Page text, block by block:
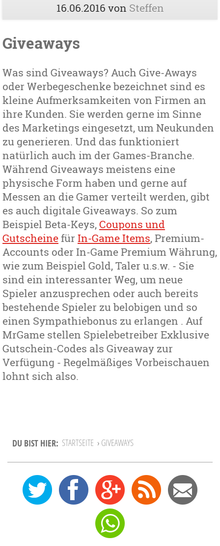
16.06.2016 von Steffen
Giveaways
Was sind Giveaways? Auch Give-Aways
oder Werbegeschenke bezeichnet sind es
kleine Aufmerksamkeiten von Firmen an
ihre Kunden. Sie werden gerne im Sinne
des Marketings eingesetzt, um Neukunden
zu generieren. Und das funktioniert
natürlich auch im der Games-Branche.
Während Giveaways meistens eine
physische Form haben und gerne auf
Messen an die Gamer verteilt werden, gibt
es auch digitale Giveaways. So zum
Beispiel Beta-Keys,Coupons und
Gutscheinefür In-Game Items, Premium-
Accounts oder In-Game Premium Währung,
wie zum Beispiel Gold, Taler u.s.w. - Sie
sind ein interessanter Weg, um neue
Spieler anzusprechen oder auch bereits
bestehende Spieler zu belobigen und so
einen Sympathiebonus zu erlangen . Auf
MrGame stellen Spielebetreiber Exklusive
Gutschein-Codes als Giveaway zur
Verfügung - Regelmäßiges Vorbeischauen
lohnt sich also.
DU BIST HIER: STARTSEITE › GIVEAWAYS
0 12 27 Feed Mail
Send